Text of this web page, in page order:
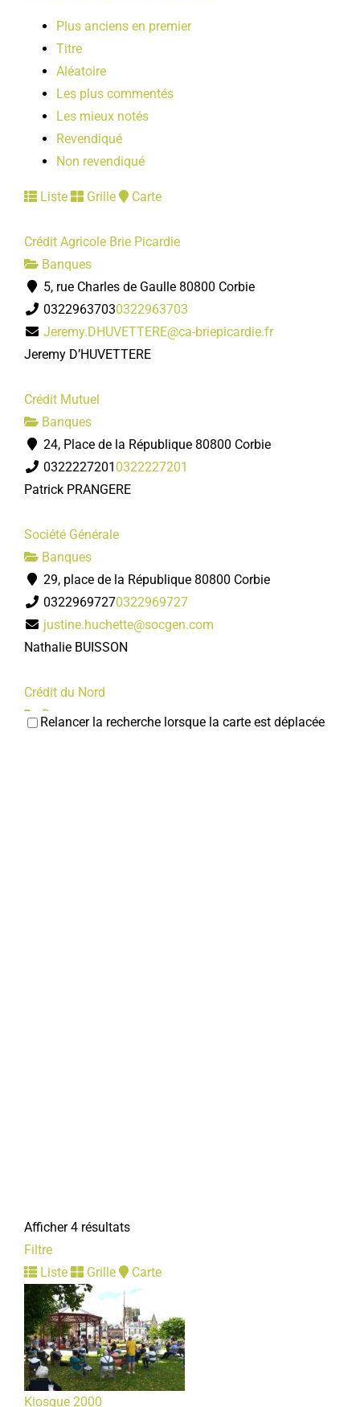
Plus anciens en premier
Titre
Aléatoire
Les plus commentés
Les mieux notés
Revendiqué
Non revendiqué
Liste Grille Carte
Crédit Agricole Brie Picardie
Banques
5, rue Charles de Gaulle 80800 Corbie
03229637030322963703
Jeremy.DHUVETTERE@ca-briepicardie.fr
Jeremy D’HUVETTERE
Crédit Mutuel
Banques
24, Place de la République 80800 Corbie
0322227201 0322227201
Patrick PRANGERE
Société Générale
Banques
29, place de la République 80800 Corbie
03229697270322969727
justine.huchette@socgen.com
Nathalie BUISSON
Crédit du Nord
Banques
Relancer la recherche lorsque la carte est déplacée
Afficher 4 résultats
Filtre
Liste
Grille Carte
Kiosque 2000